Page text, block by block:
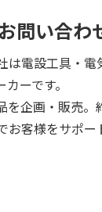
お問い合わ
は電設工具・電
ーです。
を企画・販売。
客様をサポー